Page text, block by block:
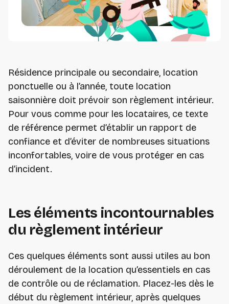
Résidence principale ou secondaire, location
ponctuelle ou à l’année, toute location
saisonnière doit prévoir son règlement intérieur.
Pour vous comme pour les locataires, ce texte
de référence permet d’établir un rapport de
confiance et d’éviter de nombreuses situations
inconfortables, voire de vous protéger en cas
d’incident.
Les éléments incontournables
du règlement intérieur
Ces quelques éléments sont aussi utiles au bon
déroulement de la location qu’essentiels en cas
de contrôle ou de réclamation. Placez-les dès le
début du règlement intérieur, après quelques